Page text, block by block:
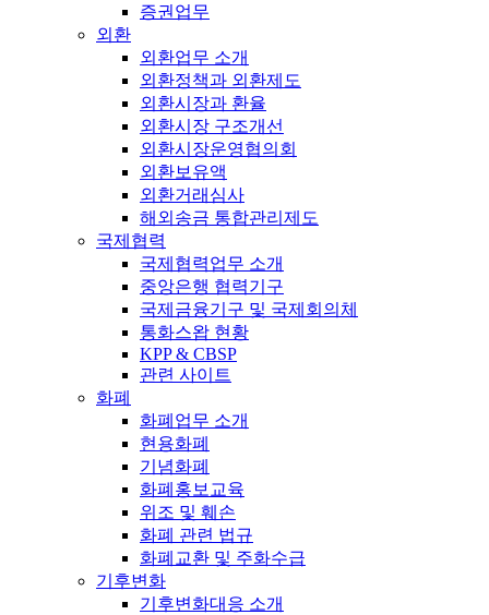
증권업무
외환
외환업무 소개
외환정책과 외환제도
외환시장과 환율
외환시장 구조개선
외환시장운영협의회
외환보유액
외환거래심사
해외송금 통합관리제도
국제협력
국제협력업무 소개
중앙은행 협력기구
국제금융기구 및 국제회의체
통화스왑 현황
KPP & CBSP
관련 사이트
화폐
화폐업무 소개
현용화폐
기념화폐
화폐홍보교육
위조 및 훼손
화폐 관련 법규
화폐교환 및 주화수급
기후변화
기후변화대응 소개